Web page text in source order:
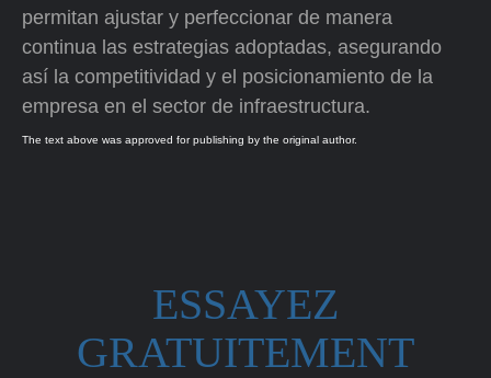
permitan ajustar y perfeccionar de manera
continua las estrategias adoptadas, asegurando
así la competitividad y el posicionamiento de la
empresa en el sector de infraestructura.
The text above was approved for publishing by the original author.
ESSAYEZ
GRATUITEMENT